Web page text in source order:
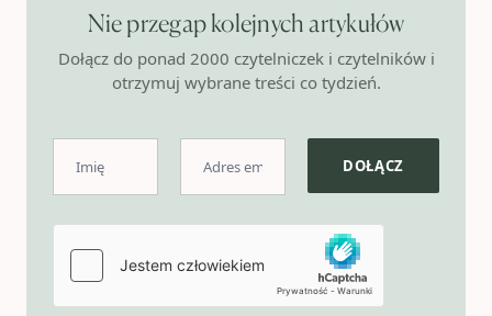
Nie przegap kolejnych artykułów
Dołącz do ponad 2000 czytelniczek i czytelników i
otrzymuj wybrane treści co tydzień.